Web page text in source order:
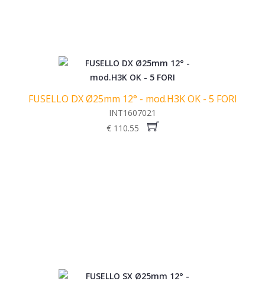
FUSELLO DX Ø25mm 12° - mod.H3K OK - 5 FORI
INT1607021
€ 110.55